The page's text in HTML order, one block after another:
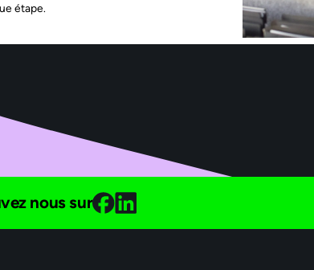
étape.
nous sur